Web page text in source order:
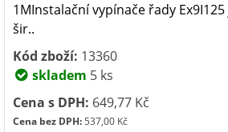
1MInstalační vypínače řady
šir..
Kód zboží: 13360
skladem 5 ks
Cena s DPH: 649,77 Kč
Cena bez DPH:537,00 Kč